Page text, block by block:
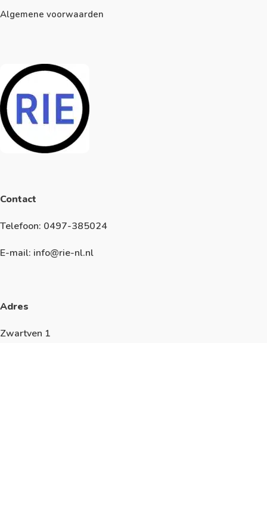
Algemene voorwaarden
Contact
Telefoon: 0497-385024
E-mail: info@rie-nl.nl
Adres
Zwartven 1